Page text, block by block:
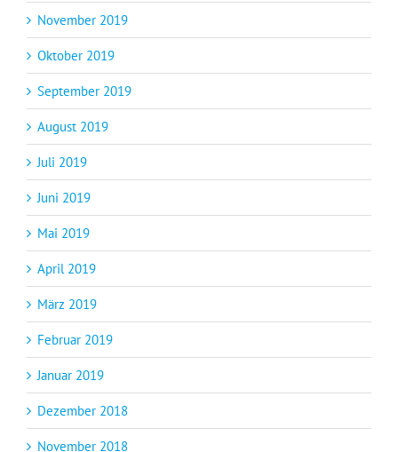
November 2019
Oktober 2019
September 2019
August 2019
Juli 2019
Juni 2019
Mai 2019
April 2019
März 2019
Februar 2019
Januar 2019
Dezember 2018
November 2018